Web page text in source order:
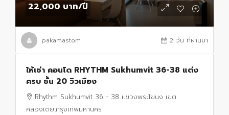
22,000 บาท/ปี
pakamastom 2 วัน ที่ผ่านมา
ให้เช่า คอนโด RHYTHM Sukhumvit 36-38 แต่ง
ครบ ชั้น 20 วิวเมือง
Rhythm Sukhumvit 36 - 38 แขวงพระโขนง เขต
คลองเตย,กรุงเทพมหานคร